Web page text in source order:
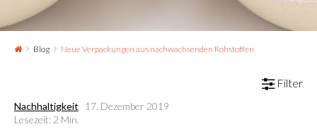
Blog Neue Verpackungen aus nachwachsenden Rohstoffen
Filter
Nachhaltigkeit
17. Dezember 2019
Lesezeit: 2 Min.